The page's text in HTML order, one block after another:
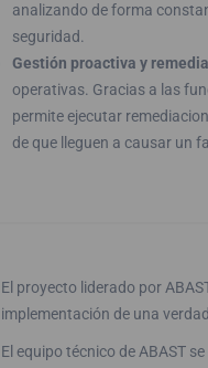
analizando de forma
seguridad.
Gestión proactiva y
operativas. Gracias a las
permite ejecutar
de que lleguen a causar un
El proyecto liderado por
implementación de una
El equipo técnico de ABAST